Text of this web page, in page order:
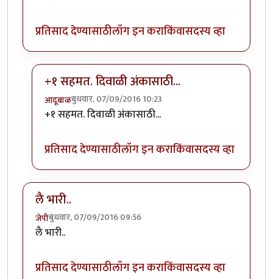
प्रतिसाद देण्यासाठीलॉग इन कराकिंवासदस्य व्हा
+१ सहमत. दिवाळी अंकासाठी...
आदूबाळबुधवार, 07/09/2016 10:23
In reply toप्रकृती अस्वास्थ्याच्या काळात
+१ सहमत. दिवाळी अंकासाठी...
प्रतिसाद देण्यासाठीलॉग इन कराकिंवासदस्य व्हा
लै भारी..
जेपीबुधवार, 07/09/2016 09:56
लै भारी..
प्रतिसाद देण्यासाठीलॉग इन कराकिंवासदस्य व्हा